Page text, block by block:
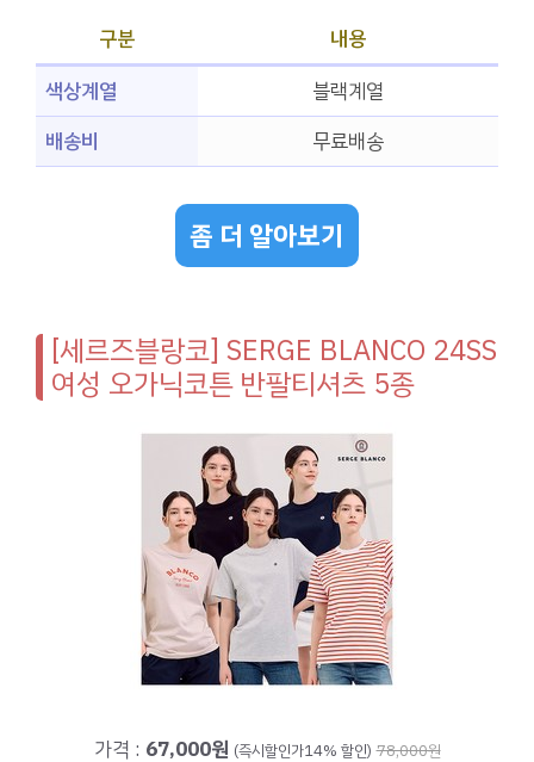
구분
내용
색상계열
블랙계열
배송비
무료배송
좀 더 알아보기
[세르즈블랑코] SERGE BLANCO 24SS
여성 오가닉코튼 반팔티셔츠 5종
가격 : 67,000원 (즉시할인가14% 할인) 78,000원